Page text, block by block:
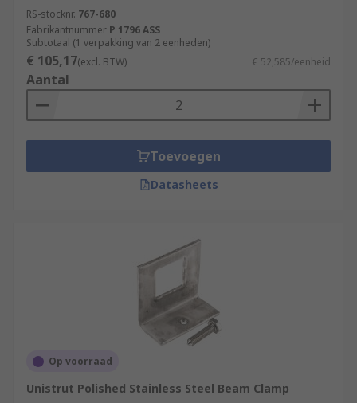
RS-stocknr. 767-680
Fabrikantnummer P 1796 ASS
Subtotaal (1 verpakking van 2 eenheden)
€ 105,17(excl. BTW) € 52,585/eenheid
Aantal
Toevoegen
Datasheets
Op voorraad
Unistrut Polished Stainless Steel Beam Clamp